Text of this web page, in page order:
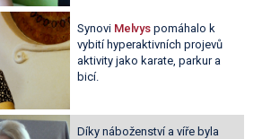
Synovi Melvys pomáhalo k
vybití hyperaktivních projevů
aktivity jako karate, parkur a
bicí.
Díky náboženství a víře byla